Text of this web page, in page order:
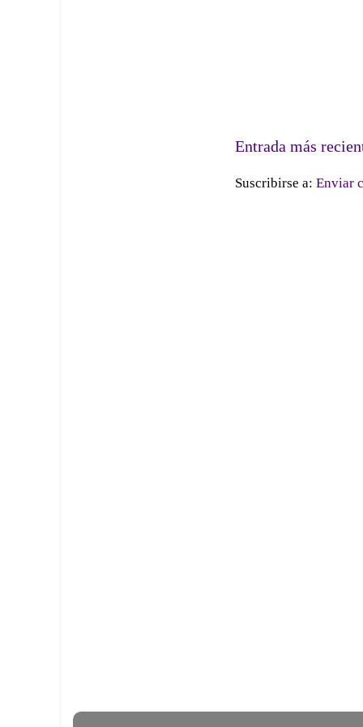
Entrada más
Suscribirse a: Enviar